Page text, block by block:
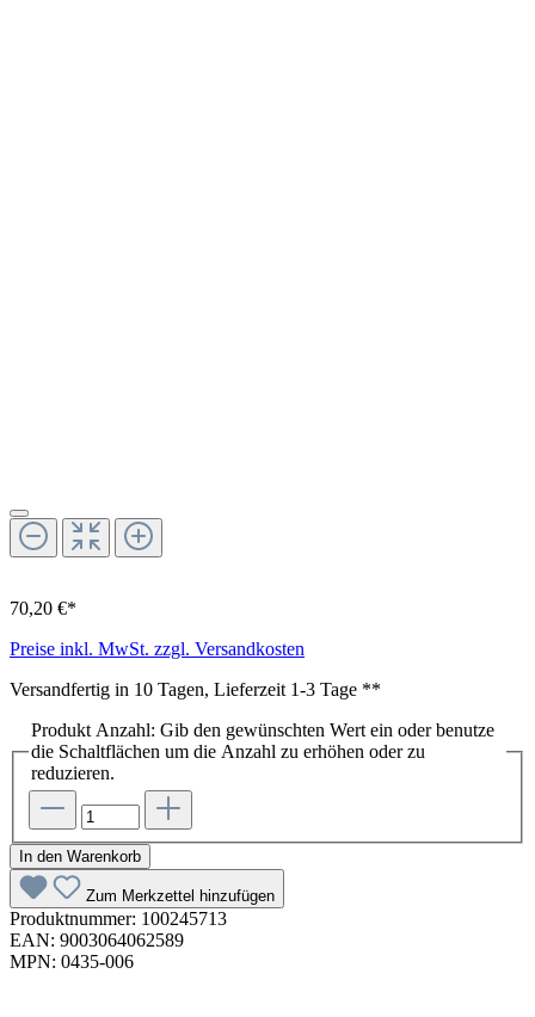
70,20 €*
Preise inkl. MwSt. zzgl. Versandkosten
Versandfertig in 10 Tagen, Lieferzeit 1-3 Tage **
Produkt Anzahl: Gib den gewünschten Wert ein oder benutze
die Schaltflächen um die Anzahl zu erhöhen oder zu
reduzieren.
In den Warenkorb
Zum Merkzettel hinzufügen
Produktnummer: 100245713
EAN: 9003064062589
MPN: 0435-006